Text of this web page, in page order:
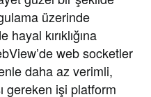
üzerinde
kırıklığına
web socketler
daha az verimli,
gereken işi platform